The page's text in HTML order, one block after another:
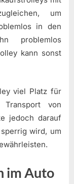
um
in den
problemlos
kann sonst
viel Platz für
von
jedoch darauf
wird, um
im Auto